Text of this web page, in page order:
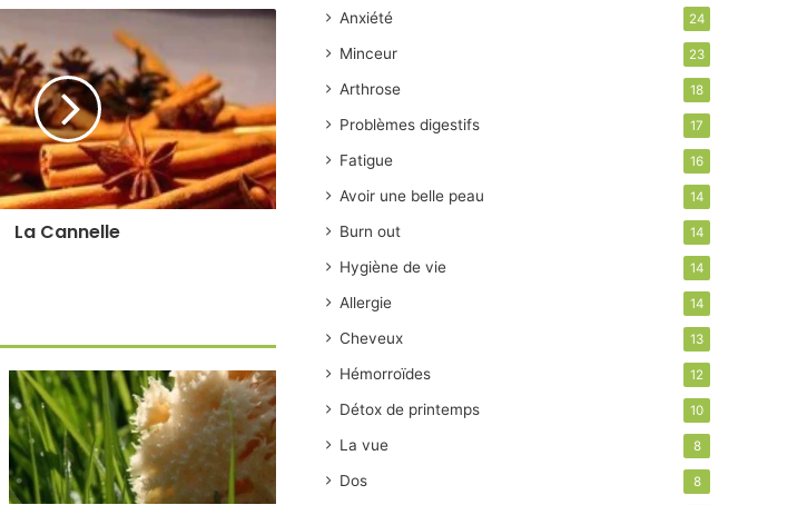
La Cannelle
Anxiété 24
Minceur 23
Arthrose 18
Problèmes digestifs 17
Fatigue 16
Avoir une belle peau 14
Burn out 14
Hygiène de vie 14
Allergie 14
Cheveux 13
Hémorroïdes 12
Détox de printemps 10
La vue 8
Dos 8